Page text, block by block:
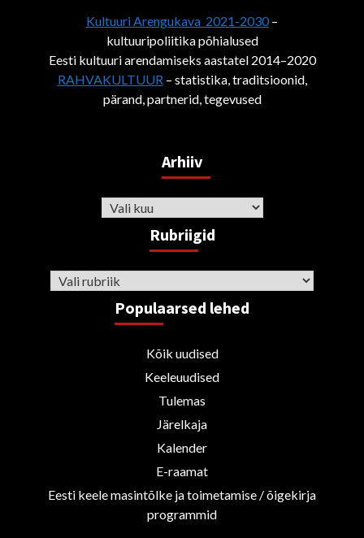
Kultuuri Arengukava 2021-2030–
kultuuripoliitika põhialused
Eesti kultuuri arendamiseks aastatel 2014–2020
RAHVAKULTUUR– statistika, traditsioonid,
pärand, partnerid, tegevused
Arhiiv
Arhiiv
Rubriigid
Rubriigid
Populaarsed lehed
Kõik uudised
Keeleuudised
Tulemas
Järelkaja
Kalender
E-raamat
Eesti keele masintõlke ja toimetamise / õigekirja
programmid